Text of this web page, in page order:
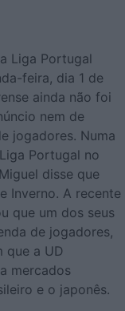
Liga Portugal
feira, dia 1 de
ainda não foi
nem de
jogadores. Numa
Portugal no
disse que
Inverno. A recente
que um dos seus
de jogadores,
que a UD
mercados
e o japonês.